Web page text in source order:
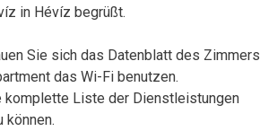
in Hévíz begrüßt.
Sie sich das Datenblatt des Zimmers
das Wi-Fi benutzen.
komplette Liste der Dienstleistungen
können.